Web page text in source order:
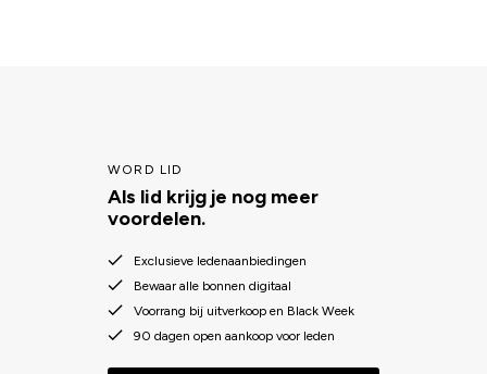
WORD LID
Als lid krijg je nog meer
voordelen.
Exclusieve ledenaanbiedingen
Bewaar alle bonnen digitaal
Voorrang bij uitverkoop en Black Week
90 dagen open aankoop voor leden